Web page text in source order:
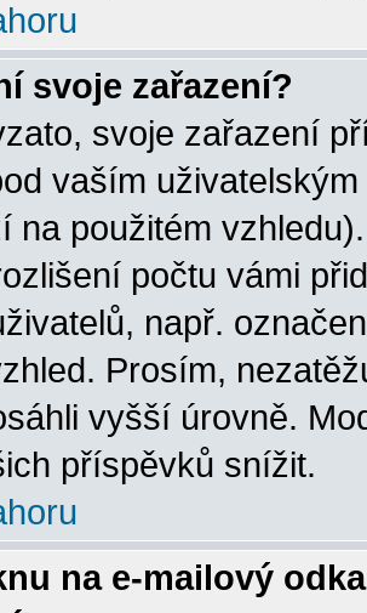
svoje zařazení?
svoje zařazení
vaším
na použitém
počtu vámi
např.
Prosím,
vyšší úrovně.
příspěvků snížit.
na e-mailový